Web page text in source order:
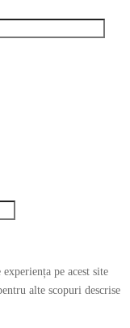
pe acest site
alte scopuri descrise